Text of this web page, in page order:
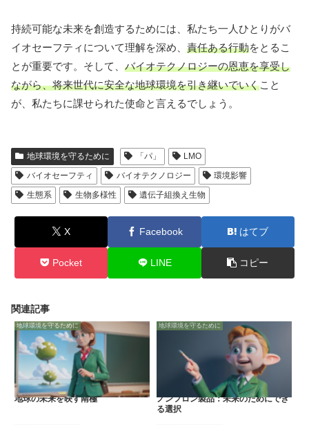
持続可能な未来を創造するためには、私たち一人ひとりがバ
イオセーフティについて理解を深め、 責任ある行動をとるこ
とが重要です。そして、 バイオテクノロジーの恩恵を享受し
ながら、将来世代に安全な地球環境を引き継いでいくこと
が、私たちに課せられた使命と言えるでしょう。
地球環境を守るために 「パ」
LMO
バイオセーフティ
バイオテクノロジー
環境影響
生態系
生物多様性 遺伝子組換え生物
X Facebook はてブ
Pocket LINE コピー
関連記事
地球環境を守るために
地球の未来を映す南極
地球環境を守るために
ノンフロン製品：未来のためにでき
る選択